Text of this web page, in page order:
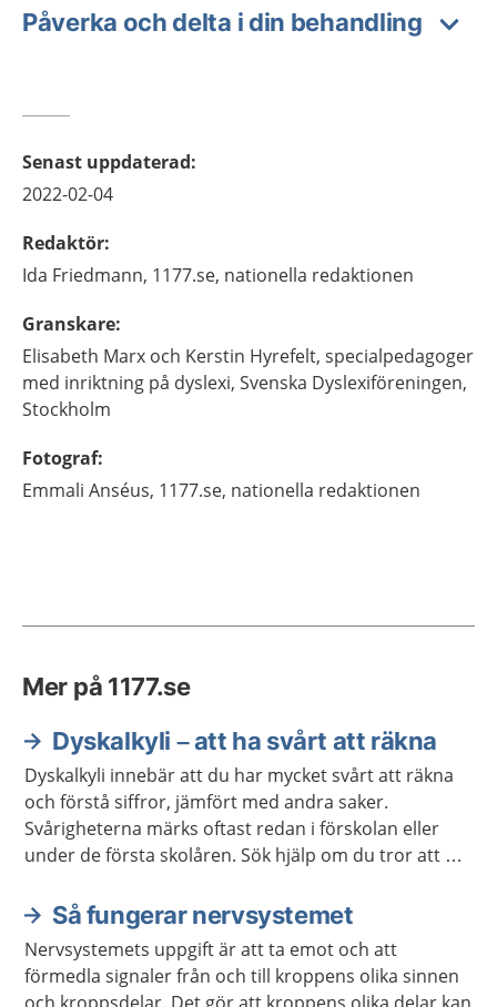
Påverka och delta i din behandling
Senast uppdaterad:
2022-02-04
Redaktör:
Ida Friedmann, 1177.se, nationella redaktionen
Granskare:
Elisabeth Marx och Kerstin Hyrefelt, specialpedagoger
med inriktning på dyslexi, Svenska Dyslexiföreningen,
Stockholm
Fotograf:
Emmali Anséus, 1177.se, nationella redaktionen
Mer på 1177.se
Dyskalkyli – att ha svårt att räkna
Dyskalkyli innebär att du har mycket svårt att räkna
och förstå siffror, jämfört med andra saker.
Svårigheterna märks oftast redan i förskolan eller
under de första skolåren. Sök hjälp om du tror att du
Så fungerar nervsystemet
Nervsystemets uppgift är att ta emot och att
förmedla signaler från och till kroppens olika sinnen